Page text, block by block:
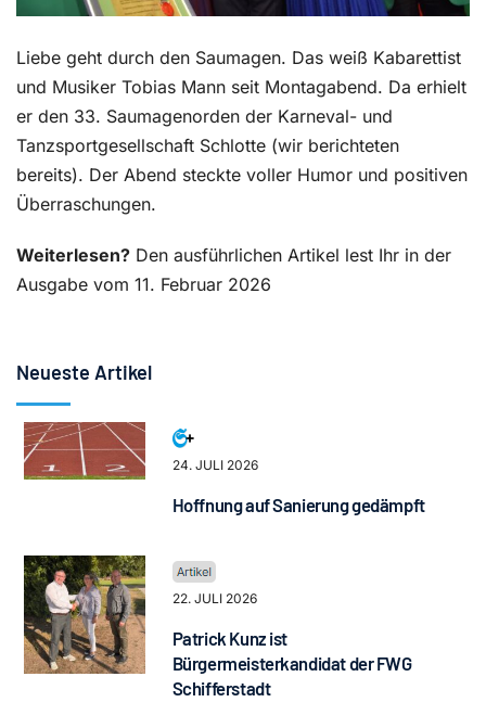
Liebe geht durch den Saumagen. Das weiß Kabarettist
und Musiker Tobias Mann seit Montagabend. Da erhielt
er den 33. Saumagenorden der Karneval- und
Tanzsportgesellschaft Schlotte (wir berichteten
bereits). Der Abend steckte voller Humor und positiven
Überraschungen.
Weiterlesen? Den ausführlichen Artikel lest Ihr in der
Ausgabe vom 11. Februar 2026
Neueste Artikel
24. JULI 2026
Hoffnung auf Sanierung gedämpft
22. JULI 2026
Patrick Kunz ist
Bürgermeisterkandidat der FWG
Schifferstadt